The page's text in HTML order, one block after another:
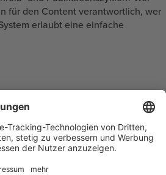
für den Content verantwortlich, wer
erlaubt eine einfache
Wirkung hat ein bestimmter
Welche Inhalte schaffen es, mehr
gelingt es Ihnen, Menschen an die